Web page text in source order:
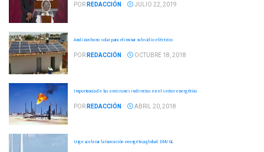
POR REDACCIÓN JULIO 22, 2019
Analizan bono solar para eliminar subsidio eléctrico
POR REDACCIÓN OCTUBRE 18, 2018
Importancia de las emisiones indirectas en el sector energético
POR REDACCIÓN ABRIL 20, 2018
Urge acelerar la transición energética global: DNV GL